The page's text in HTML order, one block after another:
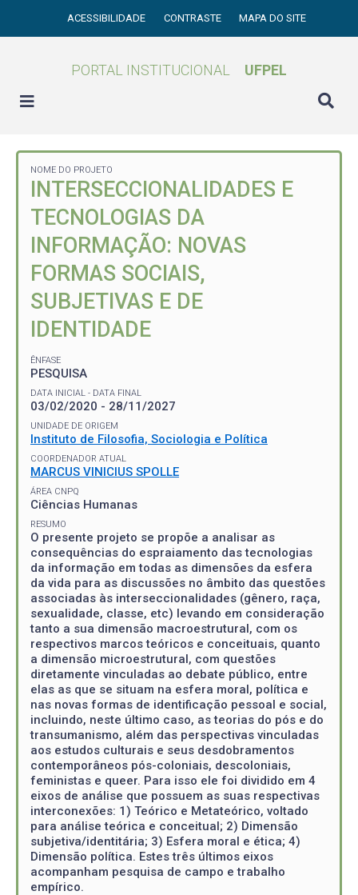
ACESSIBILIDADE CONTRASTE MAPA DO SITE
PORTAL INSTITUCIONAL UFPEL
NOME DO PROJETO
INTERSECCIONALIDADES E
TECNOLOGIAS DA
INFORMAÇÃO: NOVAS
FORMAS SOCIAIS,
SUBJETIVAS E DE
IDENTIDADE
ÊNFASE
PESQUISA
DATA INICIAL - DATA FINAL
03/02/2020 - 28/11/2027
UNIDADE DE ORIGEM
Instituto de Filosofia, Sociologia e Política
COORDENADOR ATUAL
MARCUS VINICIUS SPOLLE
ÁREA CNPQ
Ciências Humanas
RESUMO
O presente projeto se propõe a analisar as
consequências do espraiamento das tecnologias
da informação em todas as dimensões da esfera
da vida para as discussões no âmbito das questões
associadas às interseccionalidades (gênero, raça,
sexualidade, classe, etc) levando em consideração
tanto a sua dimensão macroestrutural, com os
respectivos marcos teóricos e conceituais, quanto
a dimensão microestrutural, com questões
diretamente vinculadas ao debate público, entre
elas as que se situam na esfera moral, política e
nas novas formas de identificação pessoal e social,
incluindo, neste último caso, as teorias do pós e do
transumanismo, além das perspectivas vinculadas
aos estudos culturais e seus desdobramentos
contemporâneos pós-coloniais, descoloniais,
feministas e queer. Para isso ele foi dividido em 4
eixos de análise que possuem as suas respectivas
interconexões: 1) Teórico e Metateórico, voltado
para análise teórica e conceitual; 2) Dimensão
subjetiva/identitária; 3) Esfera moral e ética; 4)
Dimensão política. Estes três últimos eixos
acompanham pesquisa de campo e trabalho
empírico.